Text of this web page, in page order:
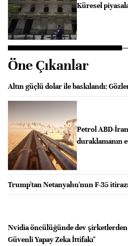
Küresel
Öne Çıkanlar
Altın güçlü dolar ile baskılandı:
Petrol ABD-
duraklamanın
Trump'tan Netanyahu'nun F-35
Nvidia öncülüğünde dev şirketlerden
Güvenli Yapay Zeka İttifakı"